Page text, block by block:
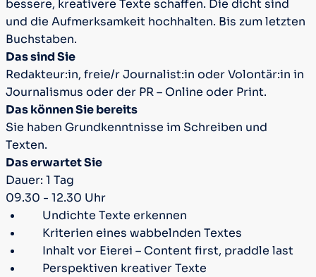
bessere, kreativere Texte schaffen. Die dicht sind
und die Aufmerksamkeit hochhalten. Bis zum letzten
Buchstaben.
Das sind Sie
Redakteur:in, freie/r Journalist:in oder Volontär:in in
Journalismus oder der PR – Online oder Print.
Das können Sie bereits
Sie haben Grundkenntnisse im Schreiben und
Texten.
Das erwartet Sie
Dauer: 1 Tag
09.30 - 12.30 Uhr
Undichte Texte erkennen
Kriterien eines wabbelnden Textes
Inhalt vor Eierei – Content first, praddle last
Perspektiven kreativer Texte